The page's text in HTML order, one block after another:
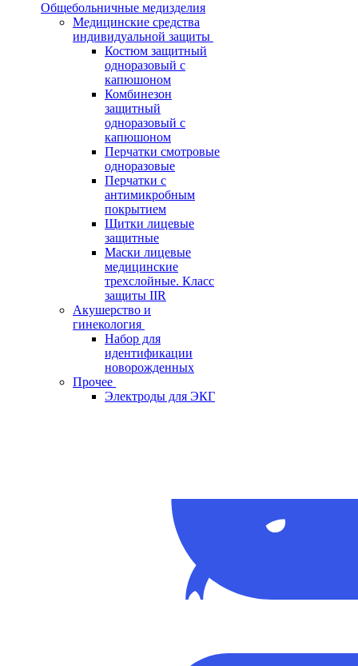
Общебольничные медизделия
Медицинские средства
индивидуальной защиты
Костюм защитный
одноразовый с
капюшоном
Комбинезон
защитный
одноразовый с
капюшоном
Перчатки смотровые
одноразовые
Перчатки с
антимикробным
покрытием
Щитки лицевые
защитные
Маски лицевые
медицинские
трехслойные. Класс
защиты IIR
Акушерство и
гинекология
Набор для
идентификации
новорожденных
Прочее
Электроды для ЭКГ